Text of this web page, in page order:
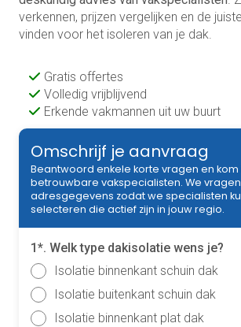
verkennen, prijzen vergelijken en de
vinden voor het isoleren van je dak.
Gratis offertes
Volledig vrijblijvend
Erkende vakmannen uit uw buurt
Omschrijf je aanvraag
Beantwoord enkele korte vragen en
betrouwbare vakspecialisten. We
adresgegevens zodat we specialisten
selecteren die actief zijn in jouw regio.
1*. Welk type dakisolatie wens je?
Isolatie binnenkant schuin dak
Isolatie buitenkant schuin dak
Isolatie binnenkant plat dak